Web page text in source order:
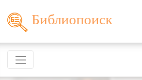
Библиопоиск